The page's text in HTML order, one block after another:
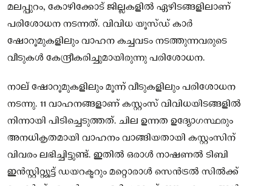
മലപ്പുറം, കോഴിക്കോട് ജില്ലകളില്‍ ഏഴിടങ്ങളിലാണ്
പരിശോധന നടന്നത്. വിവിധ യൂസ്ഡ് കാര്‍
ഷോറൂമുകളിലും വാഹന കച്ചവടം നടത്തുന്നവരുടെ
വീടുകള്‍ കേന്ദ്രീകരിച്ചുമായിരുന്നു പരിശോധന.
നാല് ഷോറൂമുകളിലും മൂന്ന് വീടുകളിലും പരിശോധന
നടന്നു. 11 വാഹനങ്ങളാണ് കസ്റ്റംസ് വിവിധയിടങ്ങളില്‍
നിന്നായി പിടിച്ചെടുത്തത്. ചില ഉന്നത ഉദ്യോഗസ്ഥരും
അനധികൃതമായി വാഹനം വാങ്ങിയതായി കസ്റ്റംസിന്
വിവരം ലഭിച്ചിട്ടുണ്ട്. ഇതില്‍ ഒരാള്‍ നാഷണല്‍ ടിബി
ഇന്‍സ്റ്റിറ്റ്യൂട്ട് ഡയറക്ടറും മറ്റൊരാള്‍ സെന്‍ട്രല്‍ സില്‍ക്ക്